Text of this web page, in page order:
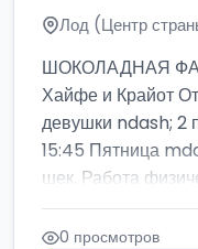
Лод (Центр
ШОКОЛАДНАЯ
Хайфе и Крайот
девушки ndash; 2
15:45 Пятница
шек. Работа
0 просмотров